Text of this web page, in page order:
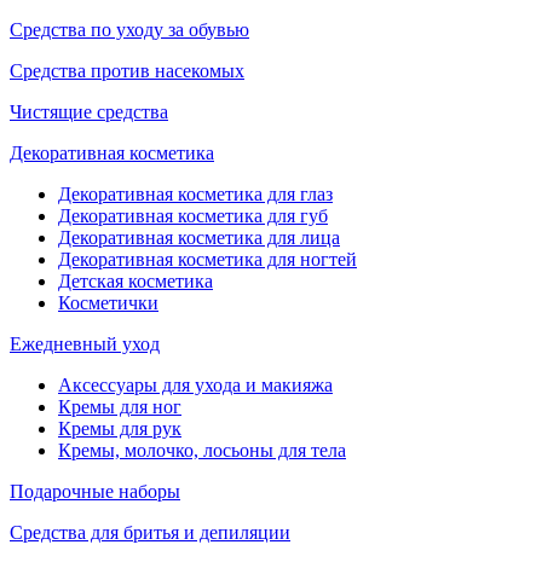
Средства по уходу за обувью
Средства против насекомых
Чистящие средства
Декоративная косметика
Декоративная косметика для глаз
Декоративная косметика для губ
Декоративная косметика для лица
Декоративная косметика для ногтей
Детская косметика
Косметички
Ежедневный уход
Аксессуары для ухода и макияжа
Кремы для ног
Кремы для рук
Кремы, молочко, лосьоны для тела
Подарочные наборы
Средства для бритья и депиляции